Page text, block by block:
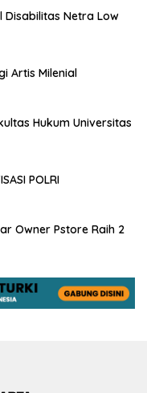
Disabilitas Netra Low
Artis Milenial
POLRI
Owner Pstore Raih 2